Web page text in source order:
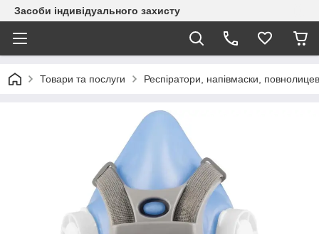
Засоби індивідуального захисту
Товари та послуги Респіратори, напівмаски,